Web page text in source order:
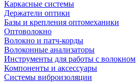
Каркасные системы
Держатели оптики
Базы и крепления оптомеханики
Оптоволокно
Волокно и патч-корды
Волоконные анализаторы
Инструменты для работы с волокном
Компоненты и аксессуары
Системы виброизоляции